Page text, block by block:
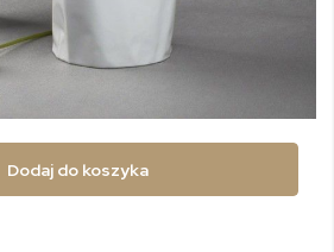
Dodaj do koszyka